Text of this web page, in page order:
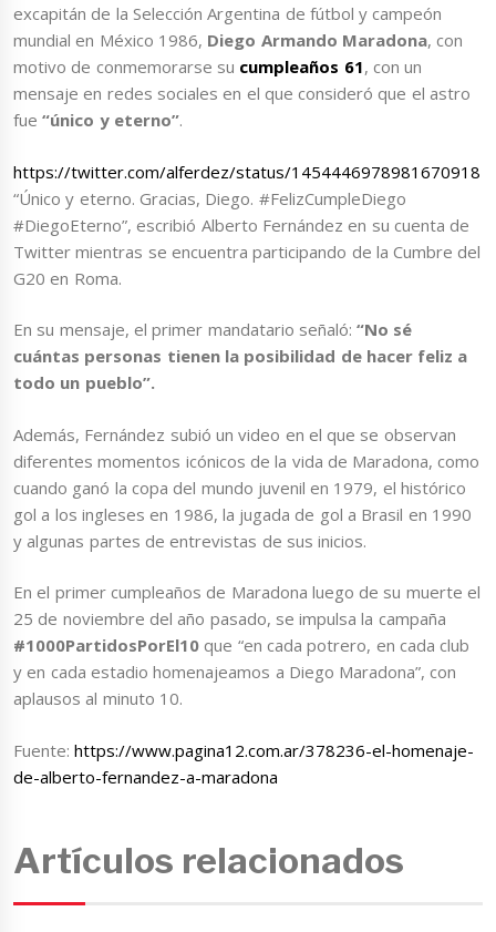
excapitán de la Selección Argentina de fútbol y campeón
mundial en México 1986, Diego Armando Maradona, con
motivo de conmemorarse su cumpleaños 61, con un
mensaje en redes sociales en el que consideró que el astro
fue“único y eterno”.
https://twitter.com/alferdez/status/1454446978981670918
“Único y eterno. Gracias, Diego. #FelizCumpleDiego
#DiegoEterno”, escribió Alberto Fernández en su cuenta de
Twitter mientras se encuentra participando de la Cumbre del
G20 en Roma.
En su mensaje, el primer mandatario señaló:“No sé
cuántas personas tienen la posibilidad de hacer feliz a
todo un pueblo”.
Además, Fernández subió un video en el que se observan
diferentes momentos icónicos de la vida de Maradona, como
cuando ganó la copa del mundo juvenil en 1979, el histórico
gol a los ingleses en 1986, la jugada de gol a Brasil en 1990
y algunas partes de entrevistas de sus inicios.
En el primer cumpleaños de Maradona luego de su muerte el
25 de noviembre del año pasado, se impulsa la campaña
#1000PartidosPorEl10que “en cada potrero, en cada club
y en cada estadio homenajeamos a Diego Maradona”, con
aplausos al minuto 10.
Fuente:https://www.pagina12.com.ar/378236-el-homenaje-
de-alberto-fernandez-a-maradona
Artículos relacionados